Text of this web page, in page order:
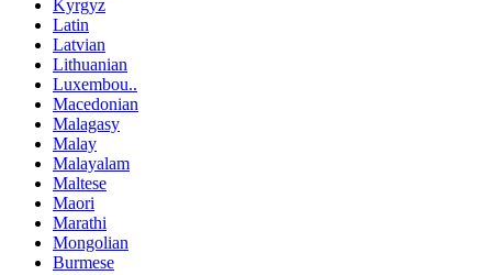
Kyrgyz
Latin
Latvian
Lithuanian
Luxembou..
Macedonian
Malagasy
Malay
Malayalam
Maltese
Maori
Marathi
Mongolian
Burmese